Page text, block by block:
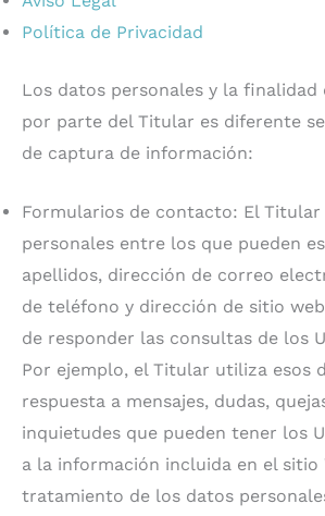
Política de Privacidad
Los datos personales y la
por parte del Titular es diferente
de captura de información:
Formularios de contacto: El
personales entre los que pueden
apellidos, dirección de correo
de teléfono y dirección de sitio
de responder las consultas de los
Por ejemplo, el Titular utiliza esos
respuesta a mensajes, dudas,
inquietudes que pueden tener los
a la información incluida en el sitio
tratamiento de los datos